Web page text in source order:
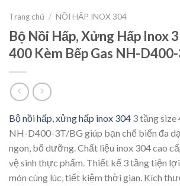
Trang chủ / NỒI HẤP INOX 304
Bộ Nồi Hấp, Xửng Hấp Inox
400 Kèm Bếp Gas NH-
Bộ nồi hấp, xửng hấp inox 304 3 tầng size
NH-D400-3T/BG giúp bạn chế biến đa
ngon, bổ dưỡng. Chất liệu inox 304 cao
vệ sinh thực phẩm. Thiết kế 3 tầng tiện
món cùng lúc, tiết kiệm thời gian. Kích